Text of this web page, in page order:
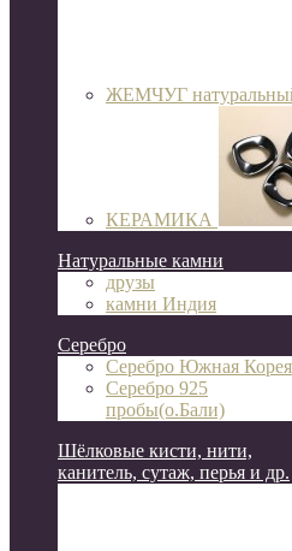
ЖЕМЧУГ
КЕРАМИКА
Натуральные камни
друзы
камни Индия
Серебро
Серебро Южная Корея
Серебро 925
пробы(о.Бали)
Шёлковые кисти, нити,
канитель, сутаж, перья и др.